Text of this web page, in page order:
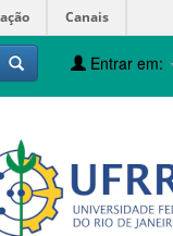
Canais
Entrar em: